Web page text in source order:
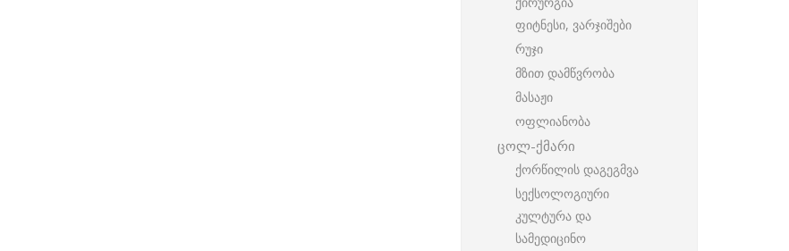
ფიტნესი, ვარჯიშები
რუჯი
მზით დამწვრობა
მასაჟი
ოფლიანობა
ცოლ-ქმარი
ქორწილის დაგეგმვა
სექსოლოგიური
კულტურა და
სამედიცინო